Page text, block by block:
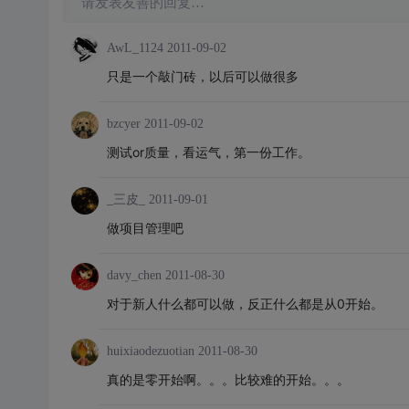
AwL_1124 2011-09-02
只是一个敲门砖，以后可以做很多
bzcyer 2011-09-02
测试or质量，看运气，第一份工作。
_三皮_ 2011-09-01
做项目管理吧
davy_chen 2011-08-30
对于新人什么都可以做，反正什么都是从0开始。
huixiaodezuotian 2011-08-30
真的是零开始啊。。。比较难的开始。。。